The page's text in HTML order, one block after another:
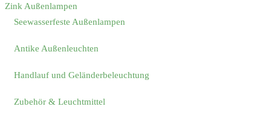
Zink Außenlampen
Seewasserfeste Außenlampen
Antike Außenleuchten
Handlauf und Geländerbeleuchtung
Zubehör & Leuchtmittel